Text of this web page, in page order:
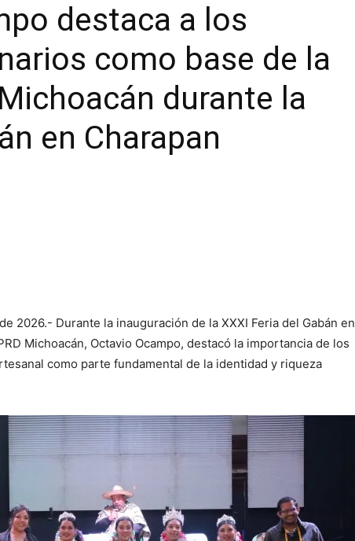
destaca a los
como base de la
durante la
en Charapan
2026.- Durante la inauguración de la XXXI Feria del Gabán en
Michoacán, Octavio Ocampo, destacó la importancia de los
como parte fundamental de la identidad y riqueza